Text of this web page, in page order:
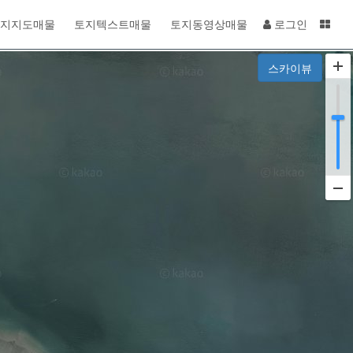
지도매물 토지텍스트매물 토지동영상매물 로그인